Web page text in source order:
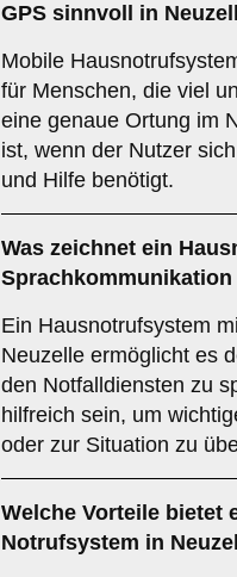
GPS sinnvoll in
Mobile
für Menschen, die viel
eine genaue Ortung im
ist, wenn der Nutzer
und Hilfe benötigt.
Was zeichnet ein
Sprachkommunikation
Ein Hausnotrufsystem
Neuzelle ermöglicht es
den Notfalldiensten zu
hilfreich sein, um
oder zur Situation zu
Welche Vorteile bietet
Notrufsystem in